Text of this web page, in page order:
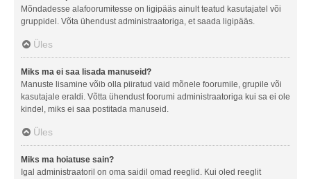
Mõndadesse alafoorumitesse on ligipääs ainult teatud kasutajatel või
gruppidel. Võta ühendust administraatoriga, et saada ligipääs.
Üles
Miks ma ei saa lisada manuseid?
Manuste lisamine võib olla piiratud vaid mõnele foorumile, grupile või
kasutajale eraldi. Võtta ühendust foorumi administraatoriga kui sa ei ole
kindel, miks ei saa postitada manuseid.
Üles
Miks ma hoiatuse sain?
Igal administraatoril on oma saidil omad reeglid. Kui oled reeglit